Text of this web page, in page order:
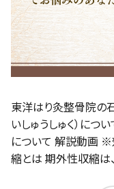
東洋はり灸整骨院の
いしゅうしゅく）につ
について 解説動画 ※
縮とは 期外性収縮は